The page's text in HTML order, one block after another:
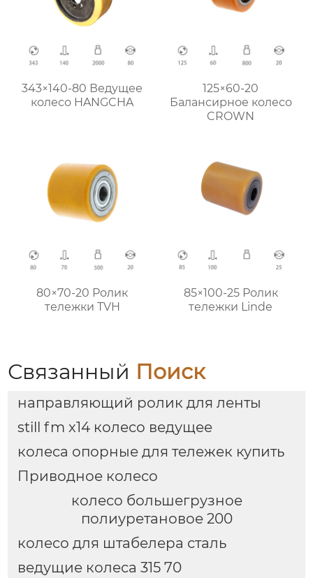
343×140-80 Ведущее
колесо HANGCHA
125×60-20
Балансирное колесо
CROWN
80×70-20 Ролик
тележки TVH
85×100-25 Ролик
тележки Linde
Связанный Поиск
направляющий ролик для ленты
still fm x14 колесо ведущее
колеса опорные для тележек купить
Приводное колесо
колесо большегрузное
полиуретановое 200
колесо для штабелера сталь
ведущие колеса 315 70